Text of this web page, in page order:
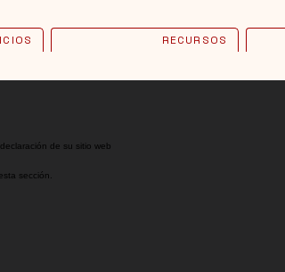
RECURSOS
de su sitio web
sección.